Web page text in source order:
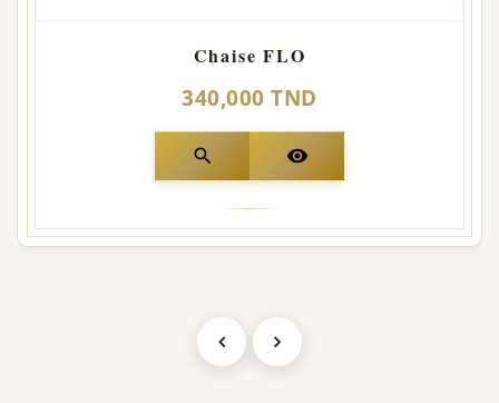
Chaise FLO
340,000 TND
search visibility